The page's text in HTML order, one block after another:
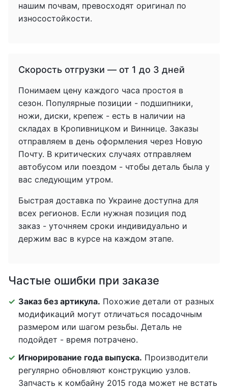
нашим почвам, превосходят оригинал по
износостойкости.
Скорость отгрузки — от 1 до 3 дней
Понимаем цену каждого часа простоя в
сезон. Популярные позиции - подшипники,
ножи, диски, крепеж - есть в наличии на
складах в Кропивницком и Виннице. Заказы
отправляем в день оформления через Новую
Почту. В критических случаях отправляем
автобусом или поездом - чтобы деталь была у
вас следующим утром.
Быстрая доставка по Украине доступна для
всех регионов. Если нужная позиция под
заказ - уточняем сроки индивидуально и
держим вас в курсе на каждом этапе.
Частые ошибки при заказе
Заказ без артикула. Похожие детали от разных
модификаций могут отличаться посадочным
размером или шагом резьбы. Деталь не
подойдет - время потрачено.
Игнорирование года выпуска. Производители
регулярно обновляют конструкцию узлов.
Запчасть к комбайну 2015 года может не встать